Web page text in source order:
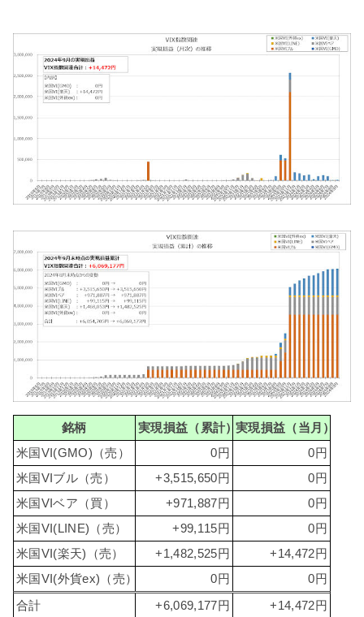
銘柄 実現損益（累計）実現損益（当月）
米国VI(GMO)（売）
0円
0円
米国VIブル（売）
+3,515,650円
0円
米国VIベア（買）
+971,887円
0円
米国VI(LINE)（売）
+99,115円
0円
米国VI(楽天)（売）
+1,482,525円
+14,472円
米国VI(外貨ex)（売）
0円 0円
合計 +6,069,177円 +14,472円